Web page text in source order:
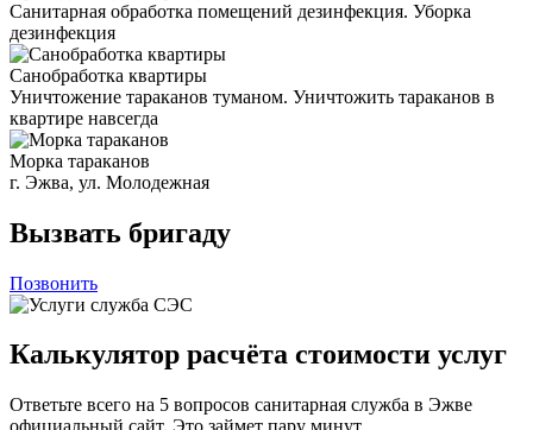
Санитарная обработка помещений дезинфекция. Уборка
дезинфекция
Санобработка квартиры
Уничтожение тараканов туманом. Уничтожить тараканов в
квартире навсегда
Морка тараканов
г. Эжва, ул. Молодежная
Вызвать бригаду
Позвонить
Калькулятор расчёта стоимости услуг
Ответьте всего на 5 вопросов санитарная служба в Эжве